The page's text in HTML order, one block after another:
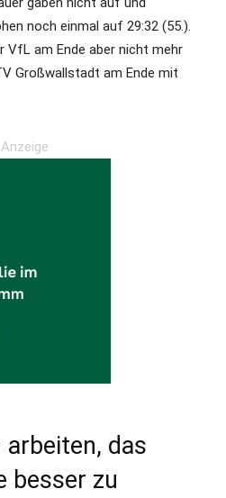
noch einmal auf 29:32 (55.).
VfL am Ende aber nicht mehr
Großwallstadt am Ende mit
Anzeige
arbeiten, das
besser zu